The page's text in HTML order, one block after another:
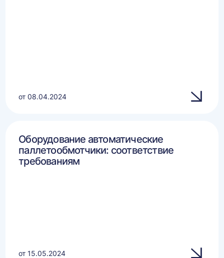
от 08.04.2024
Оборудование автоматические
паллетообмотчики: соответствие
требованиям
от 15.05.2024